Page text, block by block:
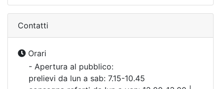
Contatti
Orari
- Apertura al pubblico:
prelievi da lun a sab: 7.15-10.45